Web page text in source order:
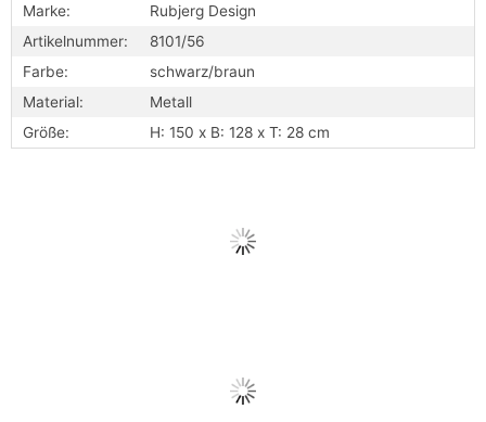
Marke:
Rubjerg Design
Artikelnummer:
8101/56
Farbe:
schwarz/braun
Material:
Metall
Größe:
H: 150 x B: 128 x T: 28 cm